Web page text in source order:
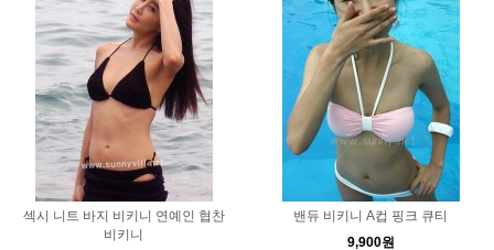
섹시 니트 바지 비키니 연예인 협찬
비키니
밴듀 비키니 A컵 핑크 큐티
9,900원